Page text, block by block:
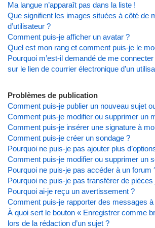
Ma langue n’apparaît pas dans la liste !
Que signifient les images situées à côté de
d’utilisateur ?
Comment puis-je afficher un avatar ?
Quel est mon rang et comment puis-je le
Pourquoi m’est-il demandé de me
sur le lien de courrier électronique d’un
Problèmes de publication
Comment puis-je publier un nouveau sujet
Comment puis-je modifier ou supprimer un
Comment puis-je insérer une signature à
Comment puis-je créer un sondage ?
Pourquoi ne puis-je pas ajouter plus
Comment puis-je modifier ou supprimer un
Pourquoi ne puis-je pas accéder à un forum
Pourquoi ne puis-je pas transférer de pièces
Pourquoi ai-je reçu un avertissement ?
Comment puis-je rapporter des messages
À quoi sert le bouton « Enregistrer comme
lors de la rédaction d’un sujet ?